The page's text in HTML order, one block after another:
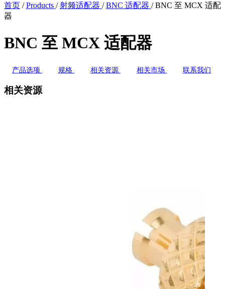
首页 / Products / 射频适配器 / BNC 适配器 / BNC 至 MCX 适配
器
BNC 至 MCX 适配器
产品选项 规格 相关资源 相关市场 联系我们
相关资源